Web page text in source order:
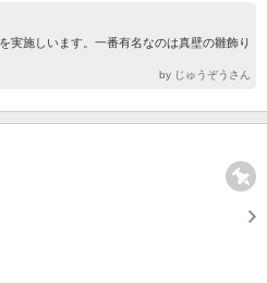
実施しいます。一番有名なのは真壁の雛飾り
by じゅうぞうさん